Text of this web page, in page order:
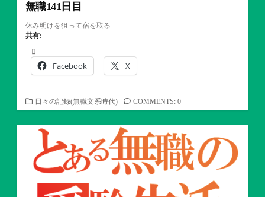
無職141日目
休み明けを狙って宿を取る
共有:
Facebook X
カ
テ
ゴ
日々の記録(無職文系時代) COMMENTS: 0